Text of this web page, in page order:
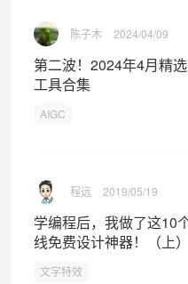
陈子木 2024/04/09
第二波！2024年4月精
工具合集
AIGC
程远 2019/05/19
学编程后，我做了这10
线免费设计神器！（上）
文字特效